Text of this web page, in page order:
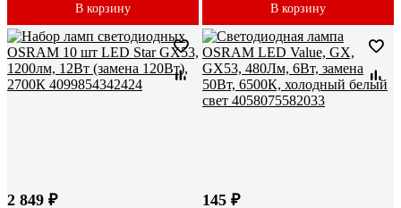
В корзину В корзину
2 849 ₽ 145 ₽